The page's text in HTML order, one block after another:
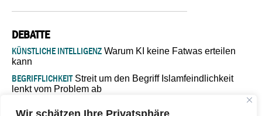
Wir schätzen Ihre Privatsphäre
DEBATTE
KÜNSTLICHE INTELLIGENZ Warum KI keine Fatwas erteilen
kann
BEGRIFFLICHKEITStreit um den Begriff Islamfeindlichkeit
lenkt vom Problem ab